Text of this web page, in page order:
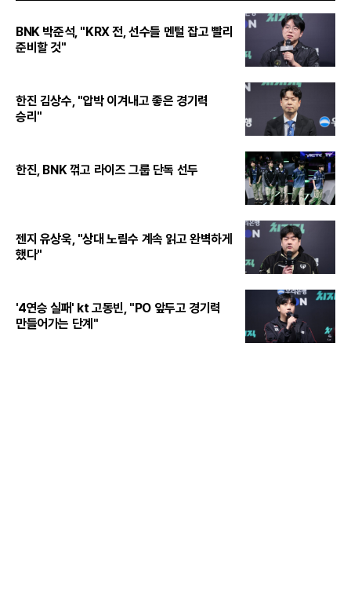
BNK 박준석, "KRX 전, 선수들 멘털 잡고 빨리
준비할 것"
한진 김상수, "압박 이겨내고 좋은 경기력
승리"
한진, BNK 꺾고 라이즈 그룹 단독 선두
젠지 유상욱, "상대 노림수 계속 읽고 완벽하게
했다"
'4연승 실패' kt 고동빈, "PO 앞두고 경기력
만들어가는 단계"